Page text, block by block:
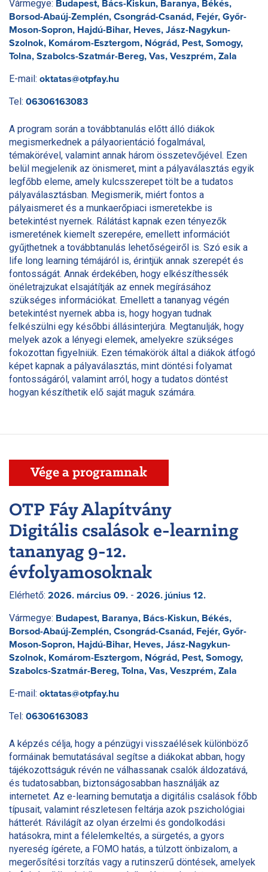
Vármegye: Budapest, Bács-Kiskun, Baranya, Békés,
Borsod-Abaúj-Zemplén, Csongrád-Csanád, Fejér, Győr-
Moson-Sopron, Hajdú-Bihar, Heves, Jász-Nagykun-
Szolnok, Komárom-Esztergom, Nógrád, Pest, Somogy,
Tolna, Szabolcs-Szatmár-Bereg, Vas, Veszprém, Zala
E-mail: oktatas@otpfay.hu
Tel: 06306163083
A program során a továbbtanulás előtt álló diákok
megismerkednek a pályaorientáció fogalmával,
témakörével, valamint annak három összetevőjével. Ezen
belül megjelenik az önismeret, mint a pályaválasztás egyik
legfőbb eleme, amely kulcsszerepet tölt be a tudatos
pályaválasztásban. Megismerik, miért fontos a
pályaismeret és a munkaerőpiaci ismeretekbe is
betekintést nyernek. Rálátást kapnak ezen tényezők
ismeretének kiemelt szerepére, emellett információt
gyűjthetnek a továbbtanulás lehetőségeiről is. Szó esik a
life long learning témájáról is, érintjük annak szerepét és
fontosságát. Annak érdekében, hogy elkészíthessék
önéletrajzukat elsajátítják az ennek megírásához
szükséges információkat. Emellett a tananyag végén
betekintést nyernek abba is, hogy hogyan tudnak
felkészülni egy későbbi állásinterjúra. Megtanulják, hogy
melyek azok a lényegi elemek, amelyekre szükséges
fokozottan figyelniük. Ezen témakörök által a diákok átfogó
képet kapnak a pályaválasztás, mint döntési folyamat
fontosságáról, valamint arról, hogy a tudatos döntést
hogyan készíthetik elő saját maguk számára.
Vége a programnak
OTP Fáy Alapítvány
Digitális csalások e-learning
tananyag 9-12.
évfolyamosoknak
Elérhető: 2026. március 09. - 2026. június 12.
Vármegye: Budapest, Baranya, Bács-Kiskun, Békés,
Borsod-Abaúj-Zemplén, Csongrád-Csanád, Fejér, Győr-
Moson-Sopron, Hajdú-Bihar, Heves, Jász-Nagykun-
Szolnok, Komárom-Esztergom, Nógrád, Pest, Somogy,
Szabolcs-Szatmár-Bereg, Tolna, Vas, Veszprém, Zala
E-mail: oktatas@otpfay.hu
Tel: 06306163083
A képzés célja, hogy a pénzügyi visszaélések különböző
formáinak bemutatásával segítse a diákokat abban, hogy
tájékozottságuk révén ne válhassanak csalók áldozatává,
és tudatosabban, biztonságosabban használják az
internetet. Az e-learning bemutatja a digitális csalások főbb
típusait, valamint részletesen feltárja azok pszichológiai
hátterét. Rávilágít az olyan érzelmi és gondolkodási
hatásokra, mint a félelemkeltés, a sürgetés, a gyors
nyereség ígérete, a FOMO hatás, a túlzott önbizalom, a
megerősítési torzítás vagy a rutinszerű döntések, amelyek